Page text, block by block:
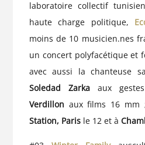
laboratoire collectif
haute charge politique,
moins de 10 musicien.nes
un concert polyfacétique et
avec aussi la chanteuse
Soledad Zarkaaux
Verdillon aux films 16 mm
Station, Parisle 12 et à